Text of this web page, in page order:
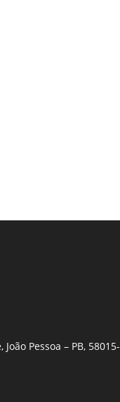
Pessoa – PB, 58015-